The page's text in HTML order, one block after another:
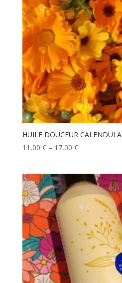
HUILE DOUCEUR CALENDULA
11,00 €– 17,00 €